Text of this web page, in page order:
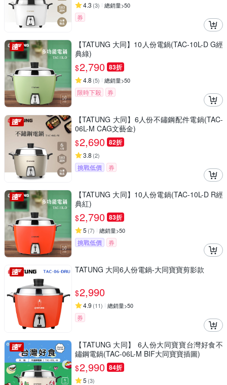
4.3 (3) 總銷量>50
券
【TATUNG 大同】10人份電鍋(TAC-10L-D G經
典綠)
$2,790 83折
4.8 (5) 總銷量>50
限時下殺 券
【TATUNG 大同】6人份不鏽鋼配件電鍋(TAC-
06L-M CAG文藝金)
$2,690 82折
3.8 (2)
挑戰低價 券
【TATUNG 大同】10人份電鍋(TAC-10L-D R經
典紅)
$2,790 83折
5 (7) 總銷量>50
挑戰低價 券
TATUNG 大同6人份電鍋-大同寶寶剪影款
$2,990
4.9 (11) 總銷量>50
券
【TATUNG 大同】 6人份大同寶寶台灣好食不
鏽鋼電鍋(TAC-06L-M BIF大同寶寶插圖)
$2,990 84折
5 (3)